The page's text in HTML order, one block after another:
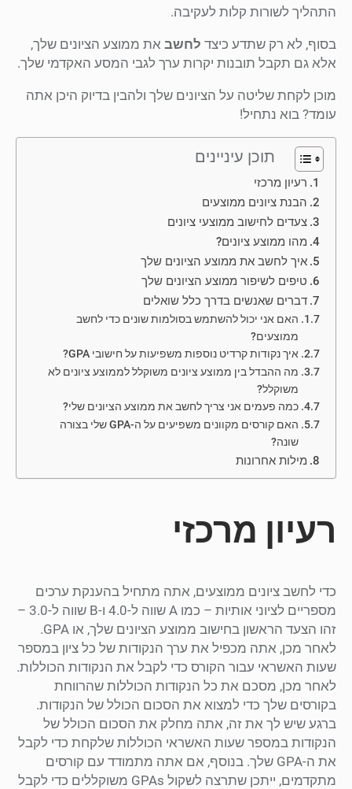
התהליך לשורות קלות לעקיבה.
בסוף, לא רק שתדע כיצד לחשב את ממוצע הציונים שלך,
אלא גם תקבל תובנות יקרות ערך לגבי המסע האקדמי שלך.
מוכן לקחת שליטה על הציונים שלך ולהבין בדיוק היכן אתה
עומד? בוא נתחיל!
תוכן עיניינים
רעיון מרכזי
הבנת ציונים ממוצעים
צעדים לחישוב ממוצעי ציונים
מהו ממוצע ציונים?
איך לחשב את ממוצע הציונים שלך
טיפים לשיפור ממוצע הציונים שלך
דברים שאנשים בדרך כלל שואלים
האם אני יכול להשתמש בסולמות שונים כדי לחשב
ממוצעים?
איך נקודות קרדיט נוספות משפיעות על חישובי GPA?
מה ההבדל בין ממוצע ציונים משוקלל לממוצע ציונים לא
משוקלל?
כמה פעמים אני צריך לחשב את ממוצע הציונים שלי?
האם קורסים מקוונים משפיעים על ה-GPA שלי בצורה
שונה?
מילות אחרונות
רעיון מרכזי
כדי לחשב ציונים ממוצעים, אתה מתחיל בהענקת ערכים
מספריים לציוני אותיות – כמו A שווה ל-4.0 ו-B שווה ל-3.0 –
זהו הצעד הראשון בחישוב ממוצע הציונים שלך, או GPA.
לאחר מכן, אתה מכפיל את ערך הנקודות של כל ציון במספר
שעות האשראי עבור הקורס כדי לקבל את הנקודות הכוללות.
לאחר מכן, מסכם את כל הנקודות הכוללות שהרווחת
בקורסים שלך כדי למצוא את הסכום הכולל של הנקודות.
ברגע שיש לך את זה, אתה מחלק את הסכום הכולל של
הנקודות במספר שעות האשראי הכוללות שלקחת כדי לקבל
את ה-GPA שלך. בנוסף, אם אתה מתמודד עם קורסים
מתקדמים, ייתכן שתרצה לשקול GPAs משוקללים כדי לקבל